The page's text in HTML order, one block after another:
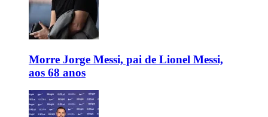
Morre Jorge Messi, pai de Lionel Messi,
aos 68 anos